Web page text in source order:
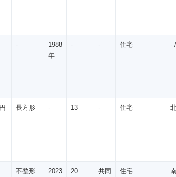
-
1988
年
- - 住宅 -
長方形 - 13 - 住宅
不整形
2023
20
共同
住宅